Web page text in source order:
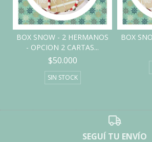
BOX SNOW - 2 HERMANOS
- OPCION 2 CARTAS...
$50.000
SIN STOCK
BOX
SEGUÍ TU ENVÍO